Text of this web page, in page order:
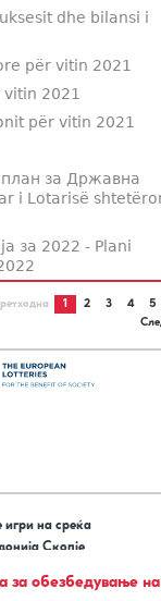
за обезбедување на
dhe bilansi i
për vitin 2021
2021
për vitin 2021
за Државна
i Lotarisë
за 2022 - Plani
1 2 3 4
5
на среќа
Скопје